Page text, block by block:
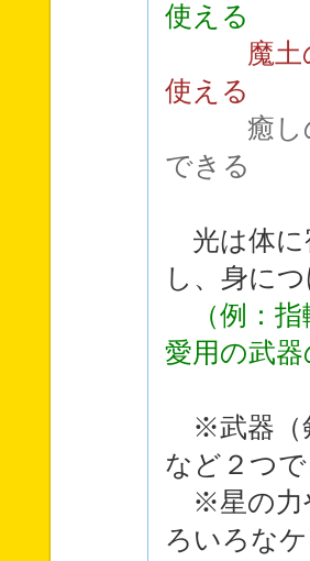
使える
魔
使える
癒
できる
光は体に
し、身に
（例：
愛用の武
※武器（
など２つ
※星の力
ろいろな